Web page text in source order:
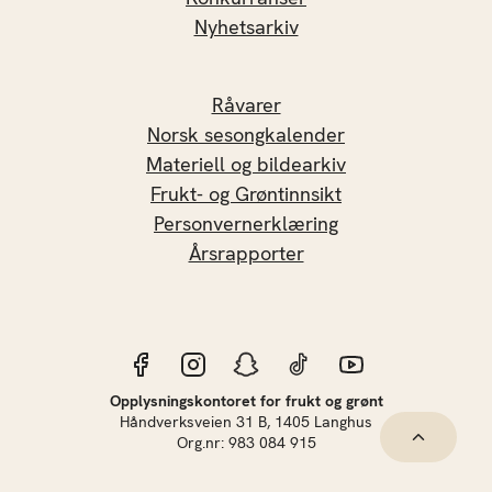
Nyhetsarkiv
Råvarer
Norsk sesongkalender
Materiell og bildearkiv
Frukt- og Grøntinnsikt
Personvernerklæring
Årsrapporter
Opplysningskontoret for frukt og grønt
Håndverksveien 31 B, 1405 Langhus
Org.nr: 983 084 915
Hopp til